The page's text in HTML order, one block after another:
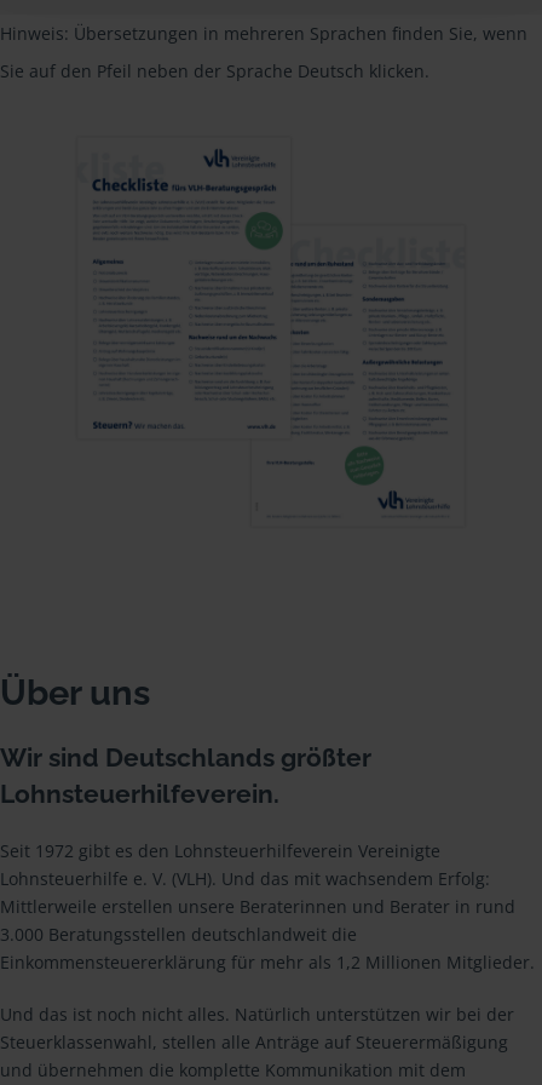
Hinweis: Übersetzungen in mehreren Sprachen finden Sie, wenn
Sie auf den Pfeil neben der Sprache Deutsch klicken.
Über uns
Wir sind Deutschlands größter
Lohnsteuerhilfeverein.
Seit 1972 gibt es den Lohnsteuerhilfeverein Vereinigte
Lohnsteuerhilfe e. V. (VLH). Und das mit wachsendem Erfolg:
Mittlerweile erstellen unsere Beraterinnen und Berater in rund
3.000 Beratungsstellen deutschlandweit die
Einkommensteuererklärung für mehr als 1,2 Millionen Mitglieder.
Und das ist noch nicht alles. Natürlich unterstützen wir bei der
Steuerklassenwahl, stellen alle Anträge auf Steuerermäßigung
und übernehmen die komplette Kommunikation mit dem